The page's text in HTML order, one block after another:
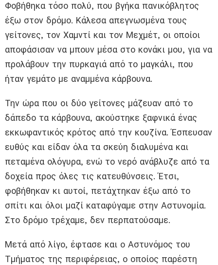
Φοβήθηκα τόσο πολύ, που βγήκα πανικόβλητος
έξω στον δρόμο. Κάλεσα απεγνωσμένα τους
γείτονες, τον Χαμντί και τον Μεχμέτ, οι οποίοι
αποφάσισαν να μπουν μέσα στο κονάκι μου, για να
προλάβουν την πυρκαγιά από το μαγκάλι, που
ήταν γεμάτο με αναμμένα κάρβουνα.
Την ώρα που οι δύο γείτονες μάζευαν από το
δάπεδο τα κάρβουνα, ακούστηκε ξαφνικά ένας
εκκωφαντικός κρότος από την κουζίνα. Έσπευσαν
ευθύς και είδαν όλα τα σκεύη διαλυμένα και
πεταμένα ολόγυρα, ενώ το νερό ανάβλυζε από τα
δοχεία προς όλες τις κατευθύνσεις. Έτσι,
φοβήθηκαν κι αυτοί, πετάχτηκαν έξω από το
σπίτι και όλοι μαζί καταφύγαμε στην Αστυνομία.
Στο δρόμο τρέχαμε, δεν περπατούσαμε.
Μετά από λίγο, έφτασε και ο Αστυνόμος του
Τμήματος της περιφέρειας, ο οποίος παρέστη